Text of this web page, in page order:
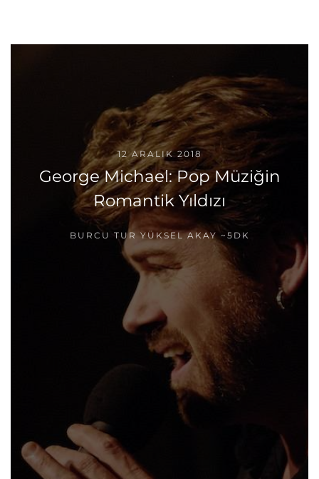
12 ARALIK 2018
George Michael: Pop Müziğin
Romantik Yıldızı
BURCU TUR YÜKSEL AKAY ~5DK